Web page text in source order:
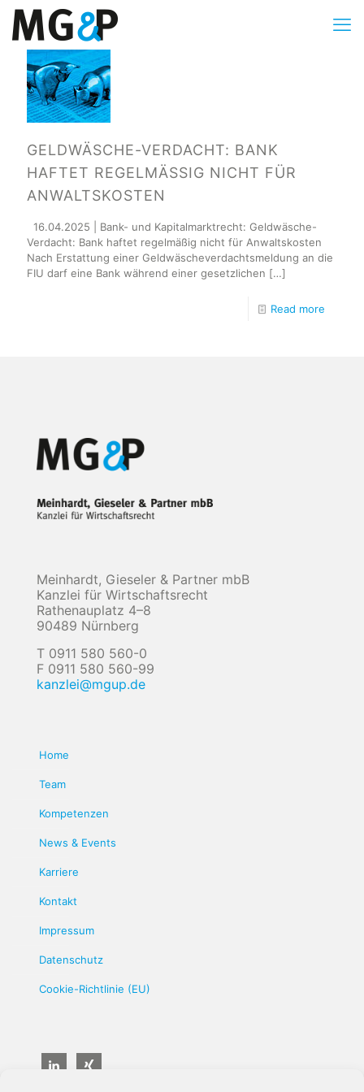
GELDWÄSCHE-VERDACHT: BANK
HAFTET REGELMÄSSIG NICHT FÜR A
NWALTSKOSTEN
16.04.2025 | Bank- und Kapitalmarktrecht: Geldwäsche-
Verdacht: Bank haftet regelmäßig nicht für Anwaltskosten
Nach Erstattung einer Geldwäscheverdachtsmeldung an die
FIU darf eine Bank während einer gesetzlichen […]
Read more
Meinhardt, Gieseler & Partner mbB
Kanzlei für Wirtschaftsrecht
Rathenauplatz 4–8
90489 Nürnberg
T 0911 580 560-0
F 0911 580 560-99
kanzlei@mgup.de
Home
Team
Kompetenzen
News & Events
Karriere
Kontakt
Impressum
Datenschutz
Cookie-Richtlinie (EU)